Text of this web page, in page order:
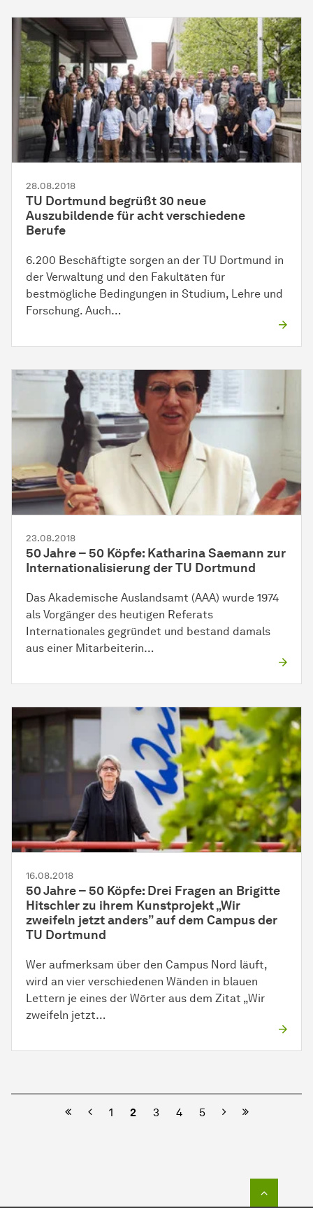
28.08.2018
TU Dortmund begrüßt 30 neue
Auszubildende für acht verschiedene
Berufe
6.200 Beschäftigte sorgen an der TU Dortmund in
der Verwaltung und den Fakultäten für
bestmögliche Bedingungen in Studium, Lehre und
Forschung. Auch…
23.08.2018
50 Jahre – 50 Köpfe: Katharina Saemann zur
Internationalisierung der TU Dortmund
Das Akademische Auslandsamt (AAA) wurde 1974
als Vorgänger des heutigen Referats
Internationales gegründet und bestand damals
aus einer Mitarbeiterin…
16.08.2018
50 Jahre – 50 Köpfe: Drei Fragen an Brigitte
Hitschler zu ihrem Kunstprojekt „Wir
zweifeln jetzt anders” auf dem Campus der
TU Dortmund
Wer aufmerksam über den Campus Nord läuft,
wird an vier verschiedenen Wänden in blauen
Lettern je eines der Wörter aus dem Zitat „Wir
zweifeln jetzt…
Vorherige
1 2 3 4 5 Nächste